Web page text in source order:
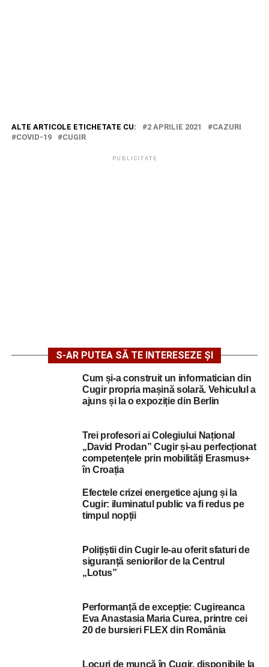
ALTE ARTICOLE ETICHETATE CU: 2 APRILIE 2021
CAZURI
COVID-19
CUGIR
PUBLICITATE
S-AR PUTEA SĂ TE INTERESEZE ȘI
Cum și-a construit un informatician din
Cugir propria mașină solară. Vehiculul a
ajuns și la o expoziție din Berlin
Trei profesori ai Colegiului Național
„David Prodan” Cugir și-au perfecționat
competențele prin mobilități Erasmus+
în Croația
Efectele crizei energetice ajung și la
Cugir: iluminatul public va fi redus pe
timpul nopții
Polițiștii din Cugir le-au oferit sfaturi de
siguranță seniorilor de la Centrul
„Lotus”
Performanță de excepție: Cugireanca
Eva Anastasia Maria Curea, printre cei
20 de bursieri FLEX din România
Locuri de muncă în Cugir, disponibile la